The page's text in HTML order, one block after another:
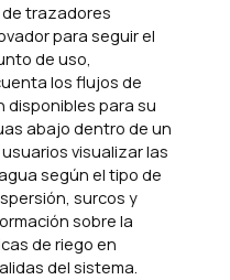
de trazadores
para seguir el
de uso,
los flujos de
disponibles para su
abajo dentro de un
visualizar las
según el tipo de
surcos y
sobre la
de riego en
del sistema.